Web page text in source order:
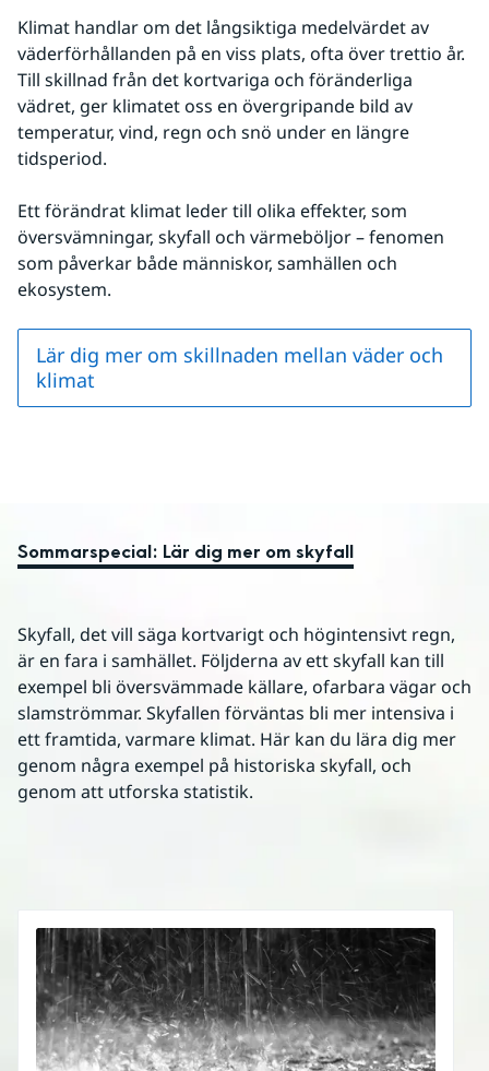
Klimat handlar om det långsiktiga medelvärdet av
väderförhållanden på en viss plats, ofta över trettio år.
Till skillnad från det kortvariga och föränderliga
vädret, ger klimatet oss en övergripande bild av
temperatur, vind, regn och snö under en längre
tidsperiod.
Ett förändrat klimat leder till olika effekter, som
översvämningar, skyfall och värmeböljor – fenomen
som påverkar både människor, samhällen och
ekosystem.
Lär dig mer om skillnaden mellan väder och
klimat
Sommarspecial: Lär dig mer om skyfall
Skyfall, det vill säga kortvarigt och högintensivt regn,
är en fara i samhället. Följderna av ett skyfall kan till
exempel bli översvämmade källare, ofarbara vägar och
slamströmmar. Skyfallen förväntas bli mer intensiva i
ett framtida, varmare klimat. Här kan du lära dig mer
genom några exempel på historiska skyfall, och
genom att utforska statistik.